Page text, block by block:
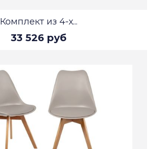
Комплект из 4-х...
33 526 руб